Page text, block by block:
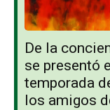
De la
se presentó
temporada
los amigos